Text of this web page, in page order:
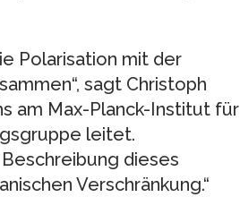
Polarisation mit der
sagt Christoph
am Max-Planck-Institut für
leitet.
dieses
Verschränkung.“